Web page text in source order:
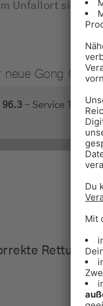
Unfallort sind
neue Gong 96.3
96.3 - Service Ton